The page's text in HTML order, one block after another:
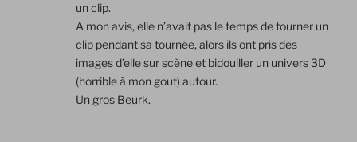
un clip.
A mon avis, elle n’avait pas le temps de tourner un
clip pendant sa tournée, alors ils ont pris des
images d’elle sur scène et bidouiller un univers 3D
(horrible à mon gout) autour.
Un gros Beurk.